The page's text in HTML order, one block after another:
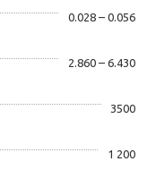
0.028 – 0.056
2.860 – 6.430
3500
1 200